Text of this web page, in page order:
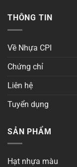
THÔNG TIN
Về Nhựa CPI
Chứng chỉ
Liên hệ
Tuyển dụng
SẢN PHẨM
Hạt nhựa màu